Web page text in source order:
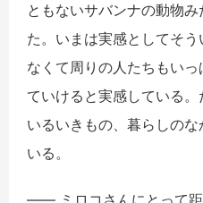
ともないサバンナの動物
た。いまは実感としてそ
なくて周りの人たちもい
ていけると実感している
いるいきもの、暮らしの
いる。